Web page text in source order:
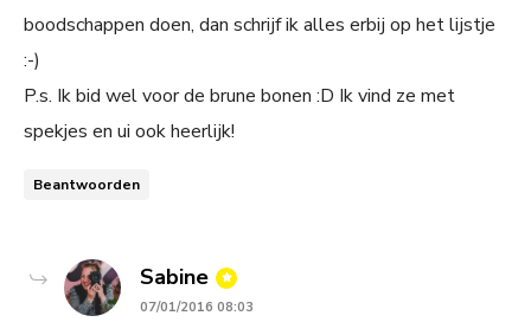
boodschappen doen, dan schrijf ik alles erbij op het lijstje
:-)
P.s. Ik bid wel voor de brune bonen :D Ik vind ze met
spekjes en ui ook heerlijk!
Beantwoorden
Sabine says:
07/01/2016 08:03